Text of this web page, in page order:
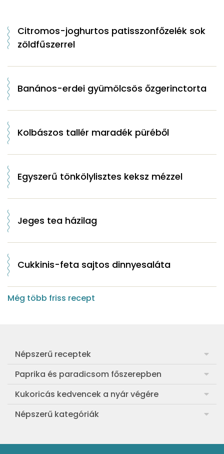
Citromos-joghurtos patisszonfőzelék sok
zöldfűszerrel
Banános-erdei gyümölcsös őzgerinctorta
Kolbászos tallér maradék püréből
Egyszerű tönkölylisztes keksz mézzel
Jeges tea házilag
Cukkinis-feta sajtos dinnyesaláta
Még több friss recept
Népszerű receptek
Frankfurti leves
Egyszerű muffin
Aranygaluska
Egyszerű krumplifőzelék
Paprika és paradicsom főszerepben
Pan con Tomate
Paradicsom és paprika eltevése télre
Paradicsomos húsgombóc
Kukoricás kedvencek a nyár végére
Legfinomabb főtt kukorica
Bang bang kukorica
Népszerű kategóriák